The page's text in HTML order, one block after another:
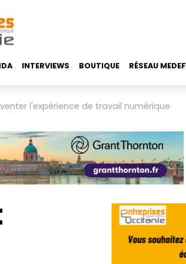
INTERVIEWS BOUTIQUE RÉSEAU MEDEF
l'expérience de travail numérique